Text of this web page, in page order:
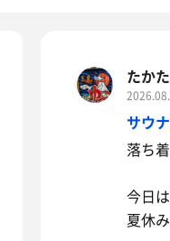
たか
サウ
落ち
今日
夏休